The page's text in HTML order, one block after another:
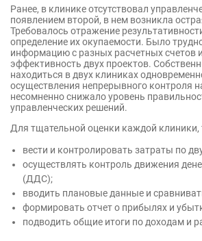
Ранее, в клинике отсутствовал
появлением второй, в нем возникла
Требовалось отражение
определение их окупаемости. Было
информацию с разных расчетных счетов
эффективность двух проектов.
находиться в двух клиниках
осуществления непрерывного контроля
несомненно снижало уровень
управленческих решений.
Для тщательной оценки каждой клиники,
вести и контролировать затраты по
осуществлять контроль движения
(ДДС);
вводить плановые данные и
формировать отчет о прибылях и
подводить общие итоги по доходам и